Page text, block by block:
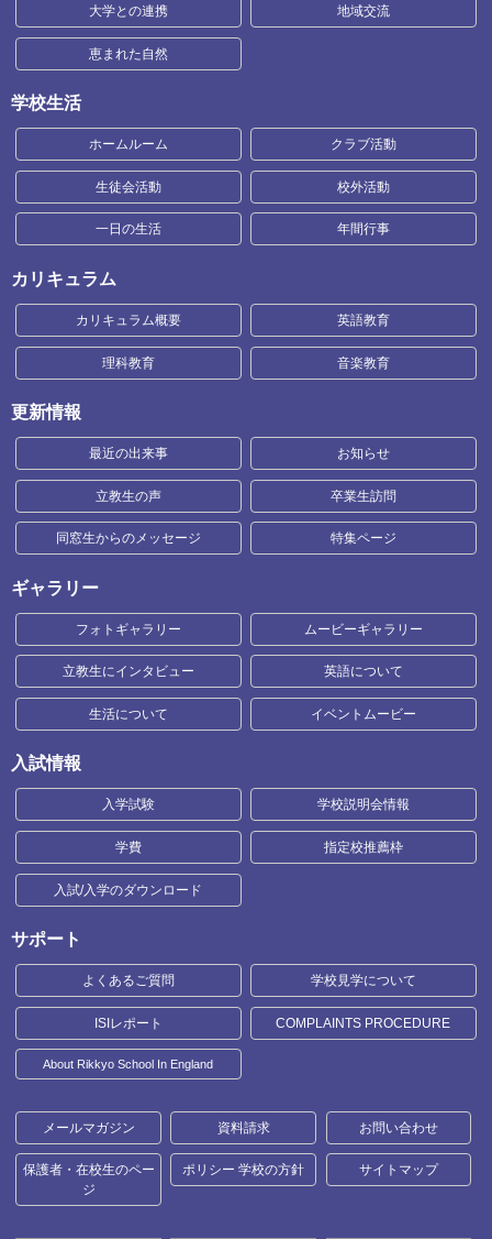
大学との連携 地域交流
恵まれた自然
学校生活
ホームルーム クラブ活動
生徒会活動 校外活動
一日の生活 年間行事
カリキュラム
カリキュラム概要 英語教育
理科教育 音楽教育
更新情報
最近の出来事 お知らせ
立教生の声 卒業生訪問
同窓生からのメッセージ 特集ページ
ギャラリー
フォトギャラリー ムービーギャラリー
立教生にインタビュー 英語について
生活について イベントムービー
入試情報
入学試験 学校説明会情報
学費 指定校推薦枠
入試/入学のダウンロード
サポート
よくあるご質問 学校見学について
ISIレポート COMPLAINTS PROCEDURE
About Rikkyo School In England
メールマガジン 資料請求 お問い合わせ
保護者・在校生のペー
ジ
ポリシー 学校の方針 サイトマップ